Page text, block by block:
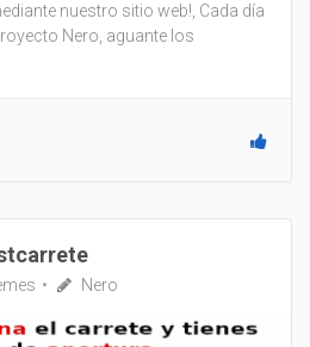
nuestro sitio web!, Cada día
Nero, aguante los
Nero